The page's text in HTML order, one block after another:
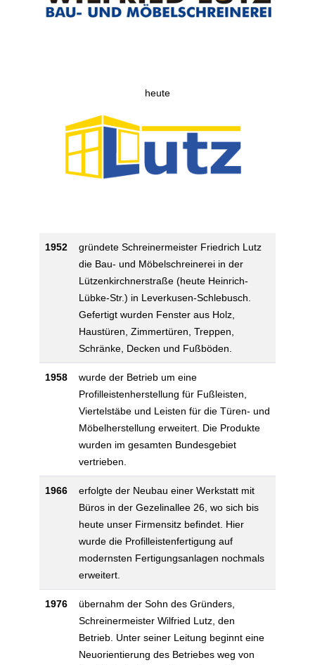
heute
1952
gründete Schreinermeister Friedrich Lutz
die Bau- und Möbelschreinerei in der
Lützenkirchnerstraße (heute Heinrich-
Lübke-Str.) in Leverkusen-Schlebusch.
Gefertigt wurden Fenster aus Holz,
Haustüren, Zimmertüren, Treppen,
Schränke, Decken und Fußböden.
1958
wurde der Betrieb um eine
Profilleistenherstellung für Fußleisten,
Viertelstäbe und Leisten für die Türen- und
Möbelherstellung erweitert. Die Produkte
wurden im gesamten Bundesgebiet
vertrieben.
1966
erfolgte der Neubau einer Werkstatt mit
Büros in der Gezelinallee 26, wo sich bis
heute unser Firmensitz befindet. Hier
wurde die Profilleistenfertigung auf
modernsten Fertigungsanlagen nochmals
erweitert.
1976
übernahm der Sohn des Gründers,
Schreinermeister Wilfried Lutz, den
Betrieb. Unter seiner Leitung beginnt eine
Neuorientierung des Betriebes weg von